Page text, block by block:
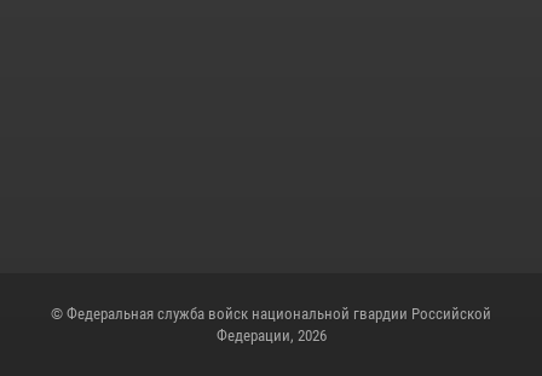
© Федеральная служба войск национальной гвардии Российской
Федерации, 2026